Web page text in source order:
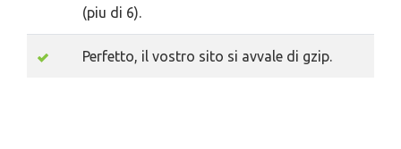
(piu di 6).
Perfetto, il vostro sito si avvale di gzip.